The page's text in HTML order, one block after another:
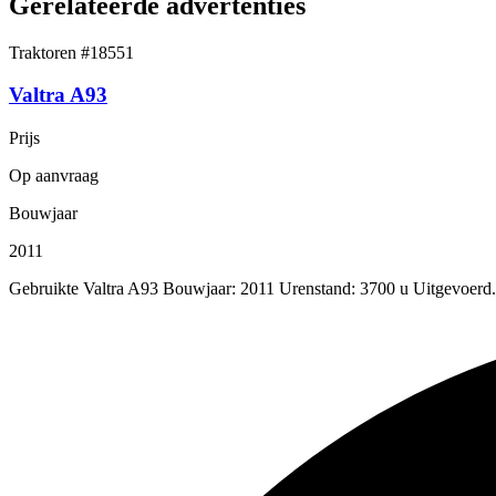
Traktoren #18551
Valtra A93
Prijs
Op aanvraag
Bouwjaar
2011
Gebruikte Valtra A93 Bouwjaar: 2011 Urenstand: 3700 u